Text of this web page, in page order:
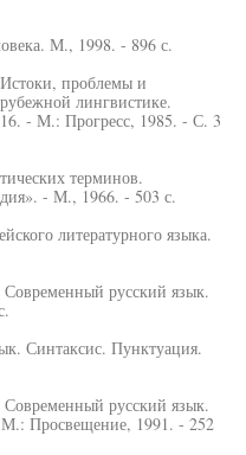
М., 1998. - 896 с.
проблемы и
лингвистике.
- М.: Прогресс, 1985. - С. 3
терминов.
- М., 1966. - 503 с.
литературного языка.
русский язык.
Синтаксис. Пунктуация.
русский язык.
Просвещение, 1991. - 252